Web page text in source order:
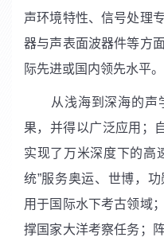
声环境特性、信号处理
器与声表面波器件等方
际先进或国内领先水平。
从浅海到深海的声
果，并得以广泛应用；
实现了万米深度下的高
统”服务奥运、世博，
用于国际水下考古领域
撑国家大洋考察任务；